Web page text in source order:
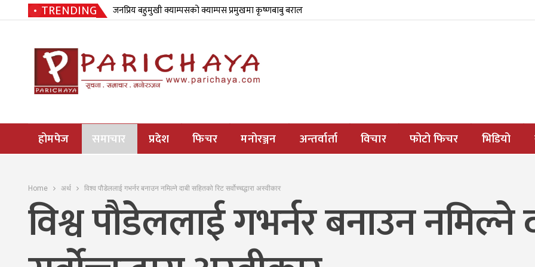
TRENDING जनप्रिय बहुमुखी क्याम्पसको क्याम्पस प्रमुखमा कृष्णबाबु बराल
होमपेज समाचार प्रदेश फिचर मनोरञ्जन अन्तर्वार्ता विचार फोटो फिचर भिडियो
Home अर्थ विश्व पौडेललाई गभर्नर बनाउन नमिल्ने दाबी सहितको रिट सर्वोच्चद्धारा अस्वीकार
विश्व पौडेललाई गभर्नर बनाउन नमिल्ने